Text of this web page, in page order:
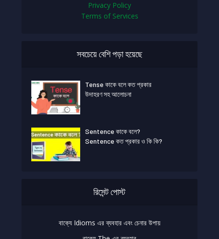
Privacy Policy
Terms of Services
সবচেয়ে বেশি পড়া হয়েছে
Tense কাকে বলে কত প্রকার
উদাহরণ সহ আলোচনা
Sentence কাকে বলে?
Sentence কত প্রকার ও কি কি?
রিসেন্ট পোস্ট
বাক্যে Idioms এর ব্যবহার এবং চেনার উপায়